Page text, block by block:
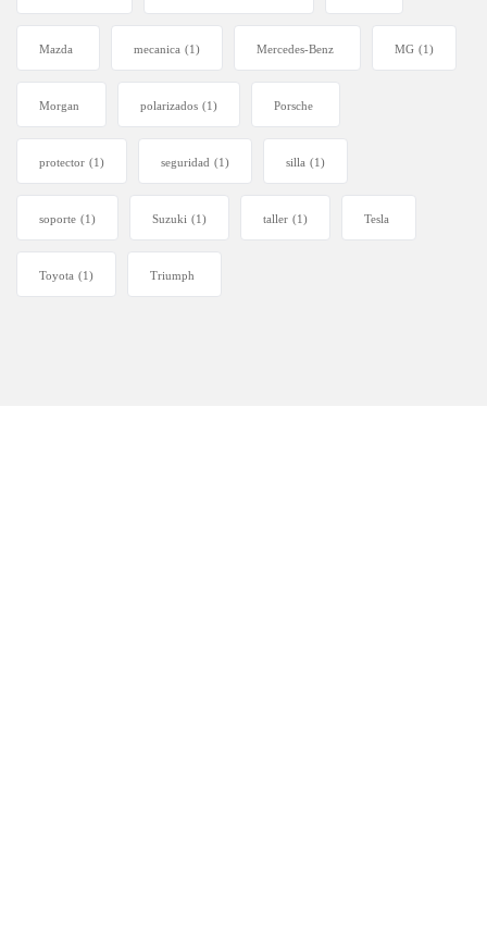
Mazda mecanica (1) Mercedes-Benz MG (1)
Morgan polarizados (1) Porsche
protector (1) seguridad (1) silla (1)
soporte (1) Suzuki (1) taller (1) Tesla
Toyota (1) Triumph